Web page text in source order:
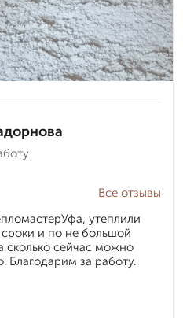
Все отзывы
утеплили
и по не большой
сколько сейчас можно
Благодарим за работу.